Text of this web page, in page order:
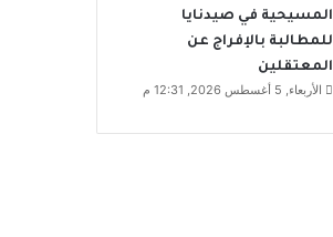
المسيحية في صيدنايا
للمطالبة بالإفراج عن
المعتقلين
الأربعاء, 5 أغسطس 2026, 12:31 م